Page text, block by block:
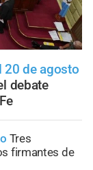
20 de agosto
debate
Tres
firmantes de